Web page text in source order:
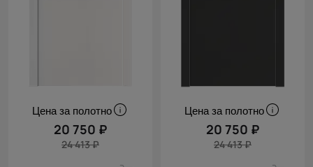
Цена за полотно
20 750 ₽
24 413 ₽
Цена за полотно
20 750 ₽
24 413 ₽